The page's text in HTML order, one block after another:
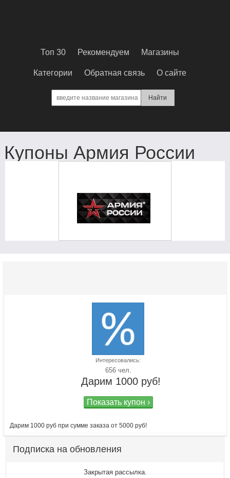
Топ 30 Рекомендуем Магазины
Категории Обратная связь О сайте
Купоны Армия России
Интересовались:
656 чел.
Дарим 1000 руб!
Показать купон ›
Дарим 1000 руб при сумме заказа от 5000 руб!
Подписка на обновления
Закрытая рассылка.